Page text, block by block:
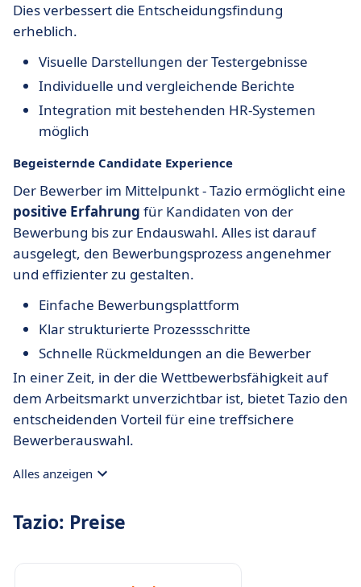
Dies verbessert die Entscheidungsfindung
erheblich.
Visuelle Darstellungen der Testergebnisse
Individuelle und vergleichende Berichte
Integration mit bestehenden HR-Systemen
möglich
Begeisternde Candidate Experience
Der Bewerber im Mittelpunkt - Tazio ermöglicht eine
positive Erfahrung für Kandidaten von der
Bewerbung bis zur Endauswahl. Alles ist darauf
ausgelegt, den Bewerbungsprozess angenehmer
und effizienter zu gestalten.
Einfache Bewerbungsplattform
Klar strukturierte Prozessschritte
Schnelle Rückmeldungen an die Bewerber
In einer Zeit, in der die Wettbewerbsfähigkeit auf
dem Arbeitsmarkt unverzichtbar ist, bietet Tazio den
entscheidenden Vorteil für eine treffsichere
Bewerberauswahl.
Alles anzeigen
Tazio: Preise